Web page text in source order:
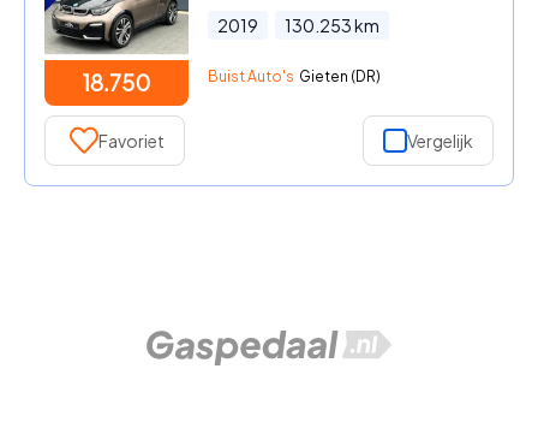
18.750
2019 130.253km
Buist Auto's Gieten (DR)
Favoriet Vergelijk